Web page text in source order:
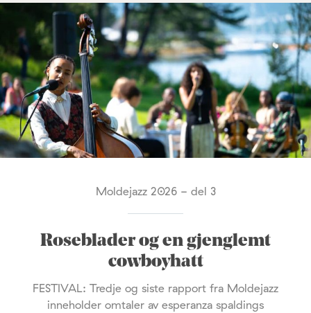
Moldejazz 2026 - del 3
Roseblader og en gjenglemt
cowboyhatt
FESTIVAL: Tredje og siste rapport fra Moldejazz
inneholder omtaler av esperanza spaldings